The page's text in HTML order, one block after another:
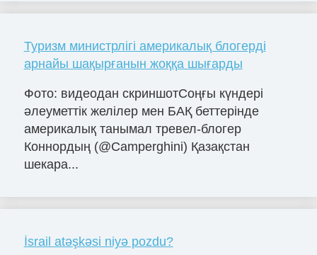
Туризм министрлігі америкалық блогерді
арнайы шақырғанын жоққа шығарды
Фото: видеодан скриншотСоңғы күндері
әлеуметтік желілер мен БАҚ беттерінде
америкалық танымал тревел-блогер
Коннордың (@Camperghini) Қазақстан
шекара...
İsrail atəşkəsi niyə pozdu?